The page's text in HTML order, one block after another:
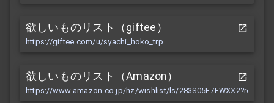
欲しいものリスト（giftee）
https://giftee.com/u/syachi_hoko_trp
欲しいものリスト（Amazon）
https://www.amazon.co.jp/hz/wishlist/ls/